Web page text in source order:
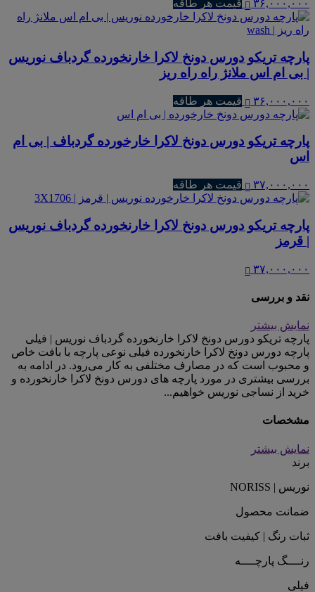
۳۶,۰۰۰,۰۰۰ قیمت هر طاقه
پارچه تریکو دورس دونخ لاکرا خارنخورده گردباف نوریس
| بی ام اس ملانژ راه راه ریز
۳۶,۰۰۰,۰۰۰ قیمت هر طاقه
پارچه تریکو دورس دونخ لاکرا خارخورده گردباف | بی ام
اس
۳۷,۰۰۰,۰۰۰ قیمت هر طاقه
پارچه تریکو دورس دونخ لاکرا خارنخورده گردباف نوریس
| قرمز
۳۷,۰۰۰,۰۰۰
نقد و بررسی
نمایش بیشتر
پارچه تریکو دورس دونخ لاکرا خارنخورده گردباف نوریس | فیلی
پارچه دورس دونخ لاکرا خارنخورده فیلی نوعی پارچه با بافت خاص
و محبوب است که در مصارف مختلفی به کار می‌رود. در ادامه به
بررسی بیشتری در مورد پارچه های دورس دونخ لاکرا خارنخورده و
خرید از نساجی نوریس خواهیم...
مشخصات
نمایش بیشتر
برند
نوریس | NORISS
ضمانت محصول
ثبات رنگ | کیفیت بافت
رنــــگ پارچــــه
فیلی